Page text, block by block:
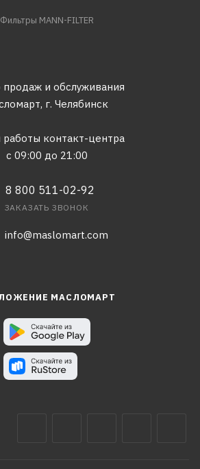
Фильтры MANN-FILTER
и обслуживания
г. Челябинск
контакт-центра
с 09:00 до 21:00
8 800 511-02-92
ЗАКАЗАТЬ ЗВОНОК
info@maslomart.com
МАСЛОМАРТ